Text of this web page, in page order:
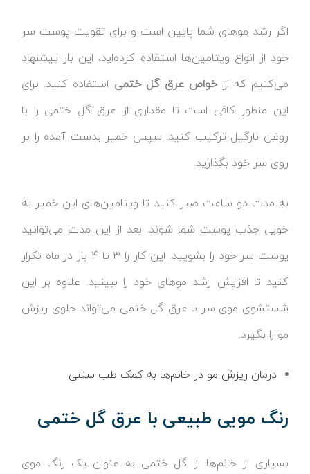
اگر رشد موهای شما پایین است و برای تقویت پوست سر
خود از انواع ویتامین‌ها استفاده‌ کرده‌اید، این بار پیشنهاد
می‌کنیم که ازخواص عرق گل ختمی استفاده کنید. برای
این منظور کافی است تا مقداری از عرق گل ختمی را با
روغن نارگیل ترکیب کنید. سپس خمیر بدست آمده را بر
روی سر خود بگذارید.
به مدت دو ساعت صبر کنید تا ویتامین‌های این خمیر به
خوبی جذب پوست شما شوند. بعد از این مدت می‌توانید
پوست سر خود را بشویید. این کار را ۳ تا ۴ بار در ماه تکرار
کنید تا افزایش رشد موهای خود را ببینید. علاوه بر این
شستشوی موی سر با عرق گل ختمی می‌تواند جلوی ریزش
مو را بگیرد.
درمان ریزش مو در خانم‌ها به کمک طب سنتی
رنگ مویی طبیعی با عرق گل ختمی
بسیاری از خانم‌ها از گل ختمی به عنوان یک رنگ موی